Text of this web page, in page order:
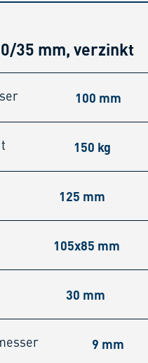
35 mm, verzinkt
100 mm
150 kg
125 mm
105x85 mm
30 mm
9 mm